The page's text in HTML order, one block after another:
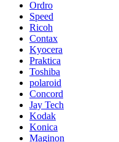
Ordro
Speed
Ricoh
Contax
Kyocera
Praktica
Toshiba
polaroid
Concord
Jay Tech
Kodak
Konica
Maginon